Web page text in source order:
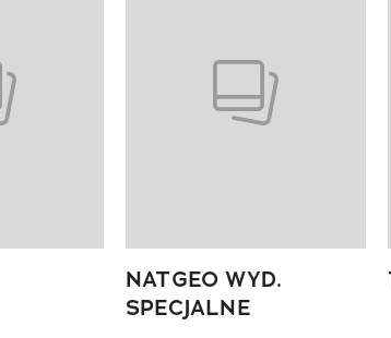
NATGEO WYD.
SPECJALNE